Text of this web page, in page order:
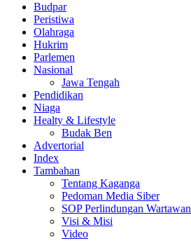
Budpar
Peristiwa
Olahraga
Hukrim
Parlemen
Nasional
Jawa Tengah
Pendidikan
Niaga
Healty & Lifestyle
Budak Ben
Advertorial
Index
Tambahan
Tentang Kaganga
Pedoman Media Siber
SOP Perlindungan Wartawan
Visi & Misi
Video